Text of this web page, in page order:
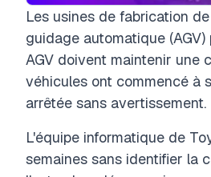
Les usines de fabrication
guidage automatique
AGV doivent maintenir une
véhicules ont commencé à
arrêtée sans avertissement.
L'équipe informatique de
semaines sans identifier la